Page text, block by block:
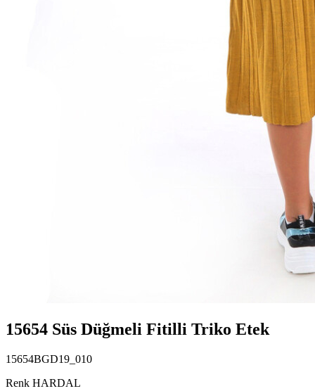
15654 Süs Düğmeli Fitilli Triko Etek
15654BGD19_010
Renk HARDAL